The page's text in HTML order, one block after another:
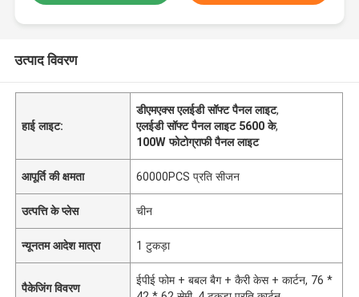
उत्पाद विवरण
हाई लाइट:
डीएमएक्स एलईडी सॉफ्ट पैनल लाइट,
एलईडी सॉफ्ट पैनल लाइट 5600 के,
100W फोटोग्राफी पैनल लाइट
आपूर्ति की क्षमता 60000PCS प्रति सीजन
उत्पत्ति के प्लेस चीन
न्यूनतम आदेश मात्रा 1 टुकड़ा
पैकेजिंग विवरण
ईपीई फोम + बबल बैग + कैरी केस + कार्टन, 76 *